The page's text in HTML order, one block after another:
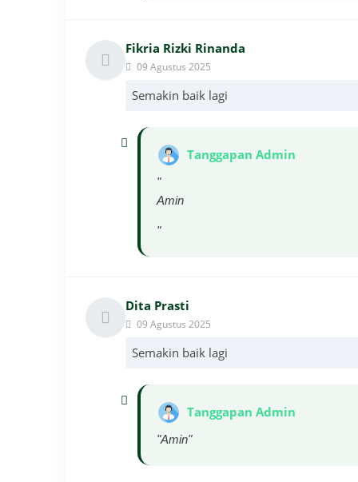
Fikria Rizki Rinanda
09 Agustus 2025
Semakin baik lagi
Tanggapan Admin
"
Amin
"
Dita Prasti
09 Agustus 2025
Semakin baik lagi
Tanggapan Admin
"Amin"